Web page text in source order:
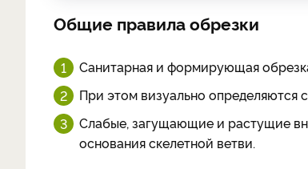
Общие правила обрезки
Санитарная и формирующая
При этом визуально определяются
Слабые, загущающие и растущие
основания скелетной ветви.